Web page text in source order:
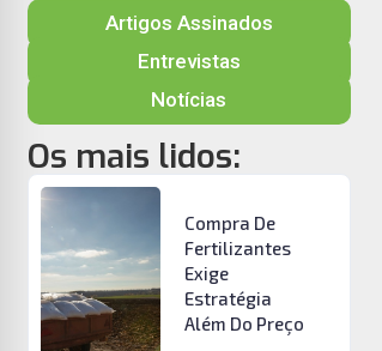
Artigos Assinados
Entrevistas
Notícias
Os mais lidos:
Compra De
Fertilizantes
Exige
Estratégia
Além Do Preço